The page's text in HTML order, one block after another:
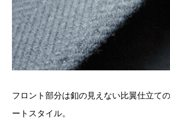
フロント部分は釦の見えない比翼仕立て
ートスタイル。